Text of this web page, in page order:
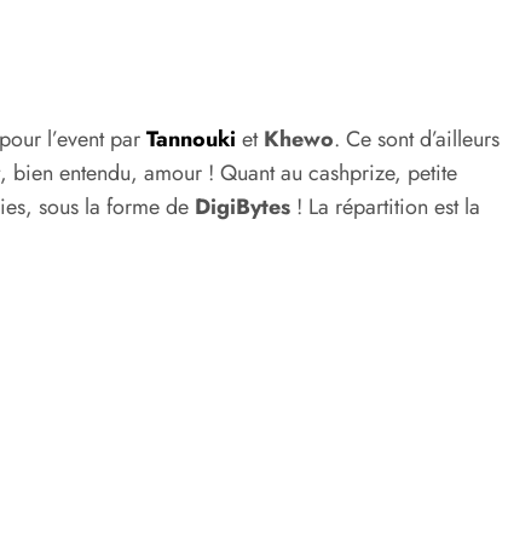
l’event parTannouki etKhewo. Ce sont d’ailleurs
entendu, amour ! Quant au cashprize, petite
sous la forme de DigiBytes ! La répartition est la